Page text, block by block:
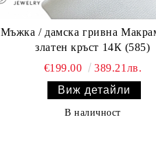
Мъжка / дамска гривна
златен кръст 14К (585)
€199.00
389.21лв.
Виж детайли
В наличност